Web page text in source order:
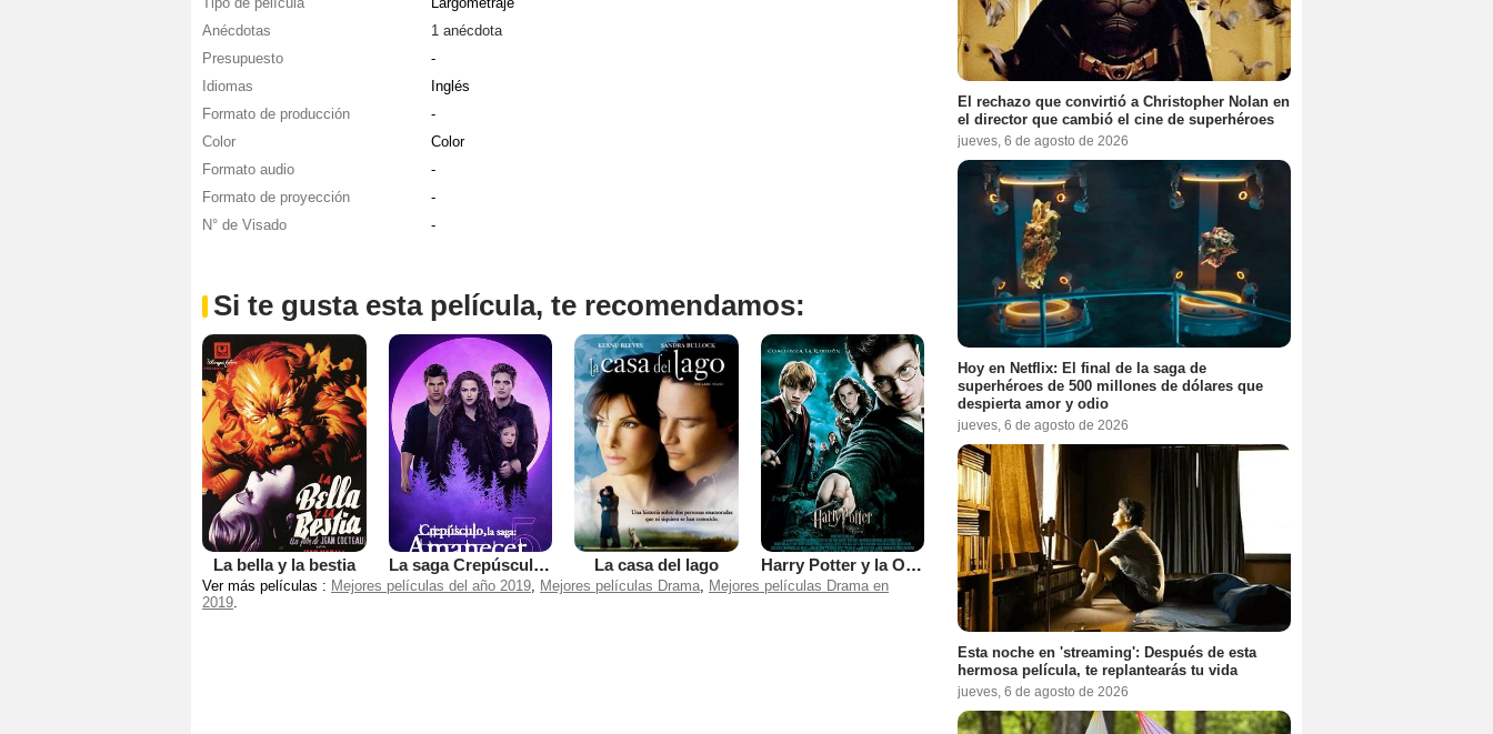
Anécdotas
1 anécdota
Presupuesto
-
Idiomas
Inglés
Formato de producción
-
Color
Color
Formato audio
-
Formato de proyección
-
N° de Visado
-
Si te gusta esta película, te recomendamos:
La bella y la bestia La saga Crepúsculo: Amanecer - Parte 2 La casa del lago Harry Potter y la Orden del Fénix
Ver más películas : Mejores películas del año 2019, Mejores películas Drama, Mejores películas Drama en
2019.
El rechazo que convirtió a Christopher Nolan en
el director que cambió el cine de superhéroes
jueves, 6 de agosto de 2026
Hoy en Netflix: El final de la saga de
superhéroes de 500 millones de dólares que
despierta amor y odio
jueves, 6 de agosto de 2026
Esta noche en 'streaming': Después de esta
hermosa película, te replantearás tu vida
jueves, 6 de agosto de 2026